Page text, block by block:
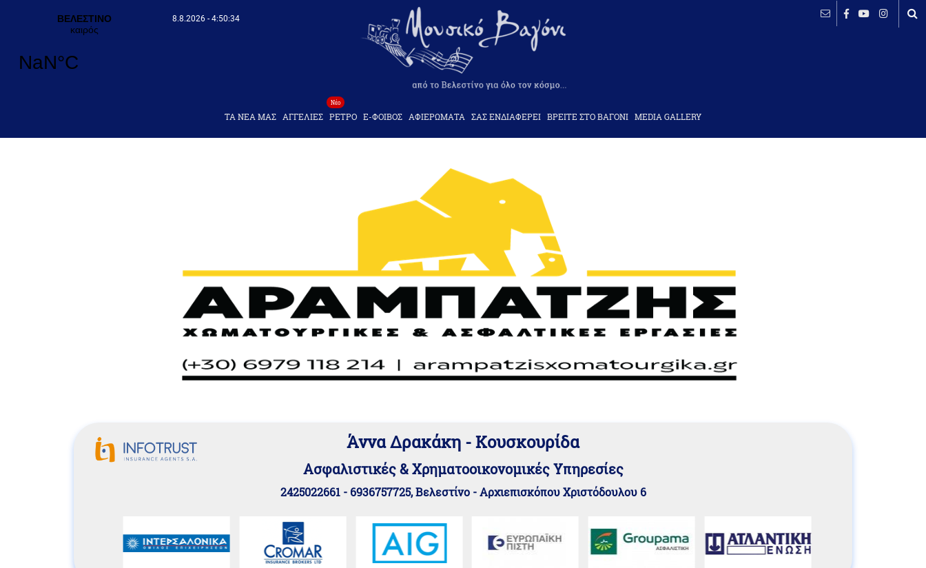
8.8.2026 - 4:50:35
ΤΑ ΝΕΑ ΜΑΣ AΓΓΕΛΙΕΣ
Νέο
ΡΕΤΡΟ Ε-ΦΟΙΒΟΣ ΑΦΙΕΡΩΜΑΤΑ ΣΑΣ ΕΝΔΙΑΦΕΡΕΙ ΒΡΕΙΤΕ ΣΤΟ ΒΑΓΟΝΙ MEDIA GALLERY
Άννα Δρακάκη - Κουσκουρίδα
Aσφαλιστικές & Χρηματοοικονομικές Υπηρεσίες
2425022661 - 6936757725, Βελεστίνο - Αρχιεπισκόπου Χριστόδουλου 6